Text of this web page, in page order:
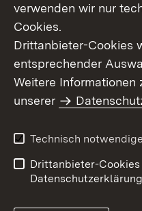
Benutzungshinweise
verwenden wir nur
Cookies.
Drittanbieter-Cookies
entsprechender
Weitere Informationen
unserer
Technisch
Drittanbieter-Cookies